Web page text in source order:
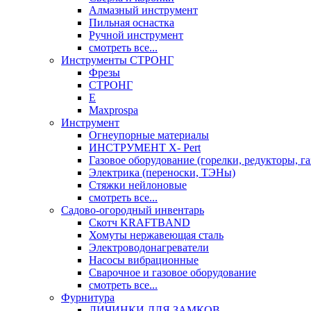
Алмазный инструмент
Пильная оснастка
Ручной инструмент
смотреть все...
Инструменты СТРОНГ
Фрезы
СТРОНГ
Е
Maxprospa
Инструмент
Огнеупорные материалы
ИНСТРУМЕНТ X- Pert
Газовое оборудование (горелки, редукторы,
Электрика (переноски, ТЭНы)
Стяжки нейлоновые
смотреть все...
Садово-огородный инвентарь
Скотч KRAFTBAND
Хомуты нержавеющая сталь
Электроводонагреватели
Насосы вибрационные
Сварочное и газовое оборудование
смотреть все...
Фурнитура